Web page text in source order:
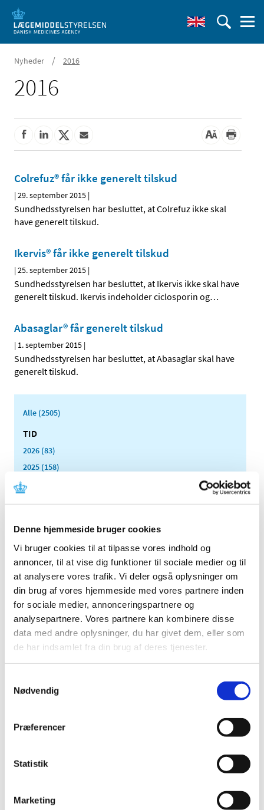
Denne hjemmeside bruger cookies
Vi bruger cookies til at tilpasse vores indhold og
annoncer, til at vise dig funktioner til sociale medier og til
at analysere vores trafik. Vi deler også oplysninger om
din brug af vores hjemmeside med vores partnere inden
for sociale medier, annonceringspartnere og
analysepartnere. Vores partnere kan kombinere disse
data med andre oplysninger, du har givet dem, eller som
de har indsamlet fra din brug af deres tjenester.
Nødvendig
Præferencer
Statistik
Marketing
Nyheder / 2016
2016
Colrefuz® får ikke generelt tilskud
|29. september 2015 |
Sundhedsstyrelsen har besluttet, at Colrefuz ikke skal
have generelt tilskud.
Ikervis® får ikke generelt tilskud
|25. september 2015 |
Sundhedsstyrelsen har besluttet, at Ikervis ikke skal have
generelt tilskud. Ikervis indeholder ciclosporin og…
Abasaglar® får generelt tilskud
| 1. september 2015 |
Sundhedsstyrelsen har besluttet, at Abasaglar skal have
generelt tilskud.
Alle (2505)
TID
2026 (83)
2025 (158)
2024 (224)
2021 (516)
2020 (263)
2019 (159)
2018 (150)
2017 (167)
2016 (167)
2015 (33)
december (4)
november (4)
september (3)
juni (9)
februar (2)
2014 (44)